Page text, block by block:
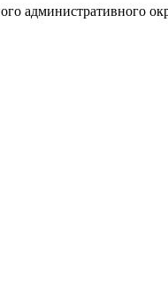
административного